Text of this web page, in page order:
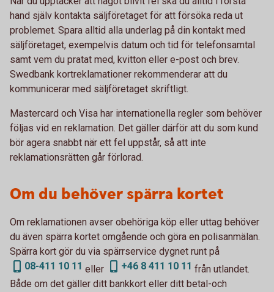
hand själv kontakta säljföretaget för att försöka reda ut
problemet. Spara alltid alla underlag på din kontakt med
säljföretaget, exempelvis datum och tid för telefonsamtal
samt vem du pratat med, kvitton eller e-post och brev.
Swedbank kortreklamationer rekommenderar att du
kommunicerar med säljföretaget skriftligt.
Mastercard och Visa har internationella regler som behöver
följas vid en reklamation. Det gäller därför att du som kund
bör agera snabbt när ett fel uppstår, så att inte
reklamationsrätten går förlorad.
Om du behöver spärra kortet
Om reklamationen avser obehöriga köp eller uttag behöver
du även spärra kortet omgående och göra en polisanmälan.
Spärra kort gör du via spärrservice dygnet runt på
08-411 10 11 eller +46 8 411 10 11 från utlandet.
Både om det gäller ditt bankkort eller ditt betal-och